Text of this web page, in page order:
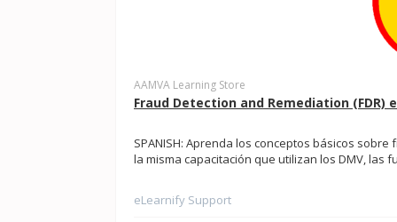
AAMVA Learning Store
Fraud Detection and Remediation (FDR)
SPANISH: Aprenda los conceptos básicos
la misma capacitación que utilizan los DMV, las
eLearnify Support